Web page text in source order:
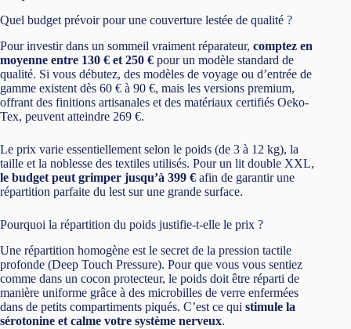
Quel budget prévoir pour une couverture lestée de qualité ?
Pour investir dans un sommeil vraiment réparateur, comptez en
moyenne entre 130 € et 250 € pour un modèle standard de
qualité. Si vous débutez, des modèles de voyage ou d’entrée de
gamme existent dès 60 € à 90 €, mais les versions premium,
offrant des finitions artisanales et des matériaux certifiés Oeko-
Tex, peuvent atteindre 269 €.
Le prix varie essentiellement selon le poids (de 3 à 12 kg), la
taille et la noblesse des textiles utilisés. Pour un lit double XXL,
le budget peut grimper jusqu’à 399 € afin de garantir une
répartition parfaite du lest sur une grande surface.
Pourquoi la répartition du poids justifie-t-elle le prix ?
Une répartition homogène est le secret de la pression tactile
profonde (Deep Touch Pressure). Pour que vous vous sentiez
comme dans un cocon protecteur, le poids doit être réparti de
manière uniforme grâce à des microbilles de verre enfermées
dans de petits compartiments piqués. C’est ce qui stimule la
sérotonine et calme votre système nerveux.